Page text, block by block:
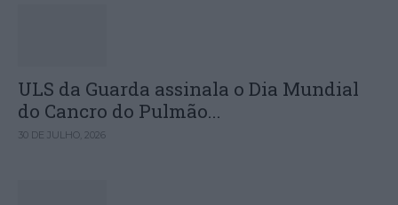
ULS da Guarda assinala o Dia Mundial
do Cancro do Pulmão...
30 DE JULHO, 2026